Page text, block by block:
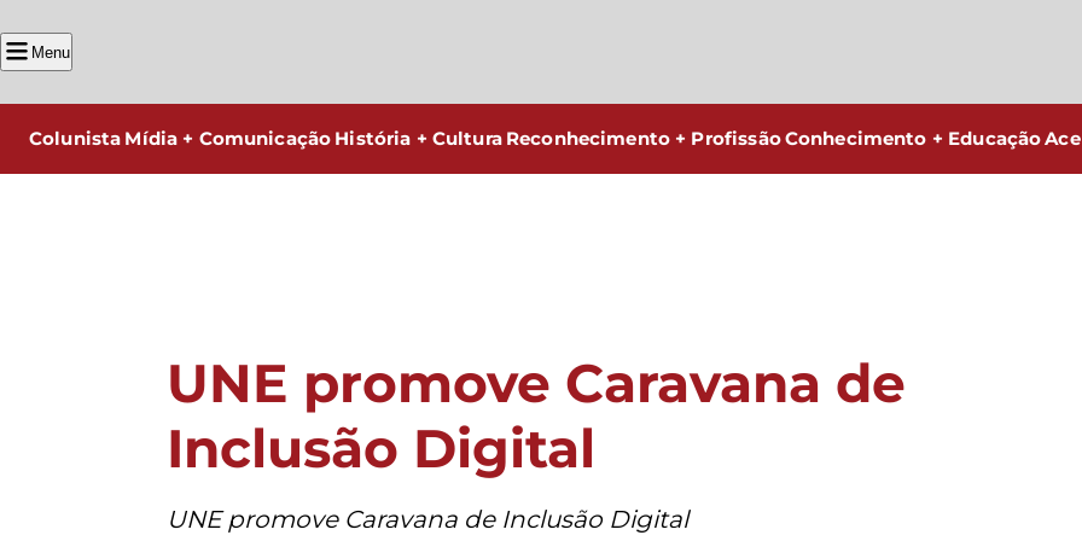
Menu
Colunista Mídia + Comunicação História + Cultura Reconhecimento + ProfissãoConhecimento + Educação
UNE promove Caravana de
Inclusão Digital
UNE promove Caravana de Inclusão Digital